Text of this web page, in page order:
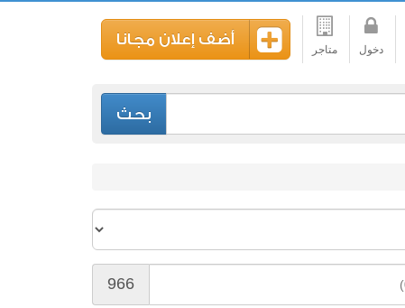
دخول متاجر
أضف إعلان مجانا
بحث
966